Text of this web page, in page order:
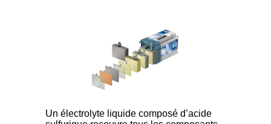
Un électrolyte liquide composé d’acide